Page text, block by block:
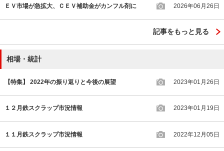
ＥＶ市場が急拡大、ＣＥＶ補助金がカンフル剤に 2026年06月26日
記事をもっと見る
相場・統計
【特集】 2022年の振り返りと今後の展望 2023年01月26日
１２月鉄スクラップ市況情報 2023年01月19日
１１月鉄スクラップ市況情報 2022年12月05日